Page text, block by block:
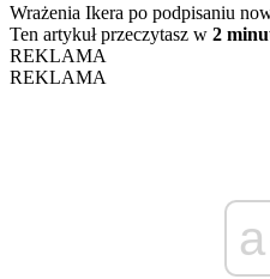
Wrażenia Ikera po podpisaniu
Ten artykuł przeczytasz w 2
REKLAMA
REKLAMA